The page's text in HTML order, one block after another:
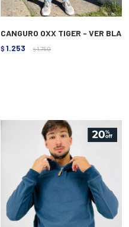
CANGURO OXX TIGER - VER BLA
$ 1.253 $ 1.790